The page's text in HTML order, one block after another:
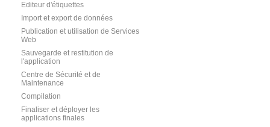
Editeur d'étiquettes
Import et export de données
Publication et utilisation de Services
Web
Sauvegarde et restitution de
l'application
Centre de Sécurité et de
Maintenance
Compilation
Finaliser et déployer les
applications finales